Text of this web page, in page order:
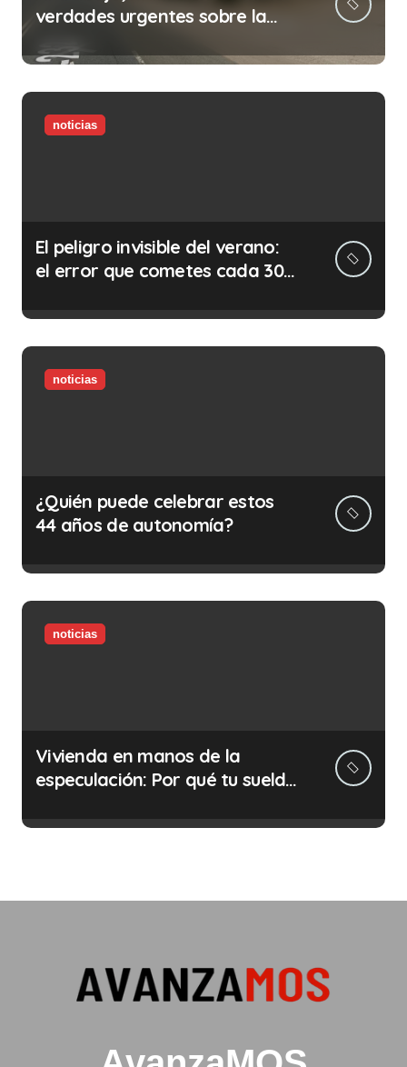
verdades urgentes sobre la
noticias
El peligro invisible del verano:
el error que cometes cada 30
ilegalidad que te puede costar
la vida)
noticias
¿Quién puede celebrar estos
44 años de autonomía?
noticias
Vivienda en manos de la
especulación: Por qué tu sueldo